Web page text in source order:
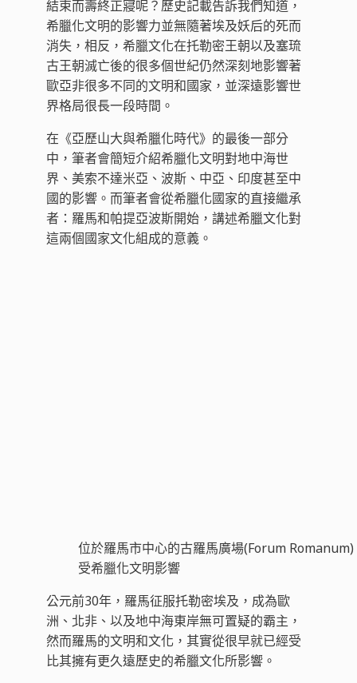
結束而壽終正寢呢？歷史記載告訴我們知道，
希臘化文明的影響力並無隨著埃及妖后的死而
消失，相反，希臘文化在托勒密王朝以及塞琉
古王朝滅亡後的很多個世紀仍然深刻地影響著
歐亞非很多不同的文明和國家，並深遠影響世
界格局很長一段時間。
在《亞歷山大與希臘化時代》的最後一部分
中，筆者會簡短介紹希臘化文明對地中海世
界、美索不達米亞、波斯、中亞、印度甚至中
國的影響。而筆者會從希臘化國家的直接繼承
者：羅馬和帕提亞波斯開始，講述希臘文化對
這兩個國家文化組成的意義。
位於羅馬市中心的古羅馬廣場(Forum
受希臘化文明影響
公元前30年，羅馬征服托勒密埃及，成為歐
洲、北非、以及地中海東岸無可置疑的霸主，
然而羅馬的文明和文化，其實從很早就已經受
比其擁有更久遠歷史的希臘文化所影響。